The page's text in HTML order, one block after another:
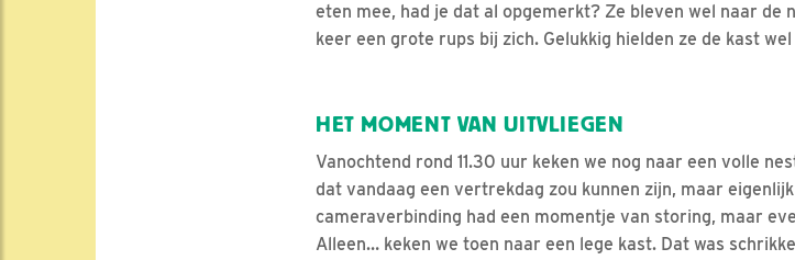
eten mee, had je dat al opgemerkt? Ze bleven wel naar de
keer een grote rups bij zich. Gelukkig hielden ze de kast
HET MOMENT VAN UITVLIEGEN
Vanochtend rond 11.30 uur keken we nog naar een volle
dat vandaag een vertrekdag zou kunnen zijn, maar
cameraverbinding had een momentje van storing, maar
Alleen… keken we toen naar een lege kast. Dat was